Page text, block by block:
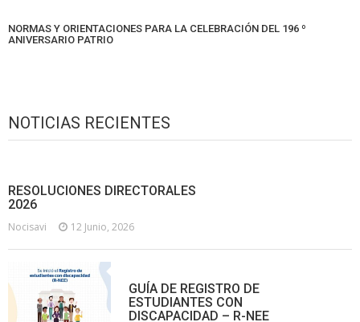
NORMAS Y ORIENTACIONES PARA LA CELEBRACIÓN DEL 196 º
ANIVERSARIO PATRIO
NOTICIAS RECIENTES
RESOLUCIONES DIRECTORALES
2026
Nocisavi 12 Junio, 2026
GUÍA DE REGISTRO DE
ESTUDIANTES CON
DISCAPACIDAD – R-NEE